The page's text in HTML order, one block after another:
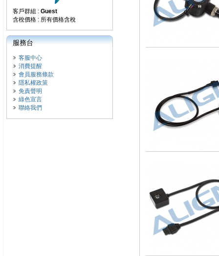
客戶群組 : Guest
含稅價格 : 所有價格含稅
服務台
客服中心
消費提醒
會員服務條款
隱私權政策
免責聲明
綠色宣言
聯絡我們